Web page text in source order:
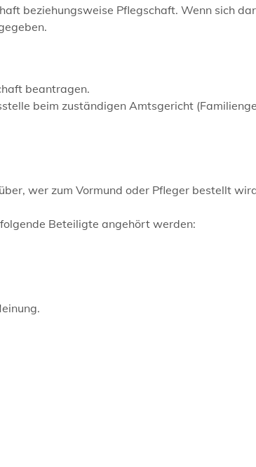
beziehungsweise Pflegschaft. Wenn sich
beantragen.
beim zuständigen Amtsgericht
wer zum Vormund oder Pfleger bestellt
Beteiligte angehört werden: